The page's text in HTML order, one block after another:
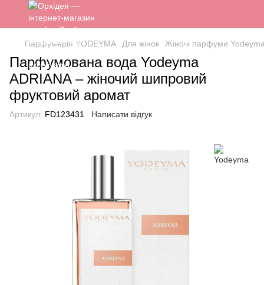
Парфумерія YODEYMA Для жінок Жіночі парфуми
Парфумована вода Yodeyma
ADRIANA – жіночий шипровий
фруктовий аромат
Артикул: FD123431 Написати відгук